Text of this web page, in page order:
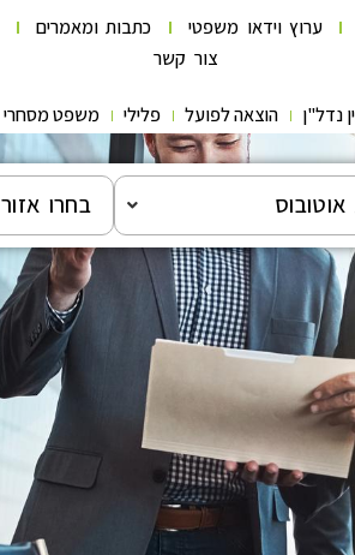
ערוץ וידאו משפטי כתבות ומאמרים
צור קשר
נדל"ן הוצאה לפועל פלילי משפט מסחרי
בחרו אזור